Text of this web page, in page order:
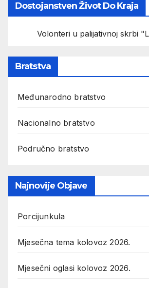
Dostojanstven Život Do Kraja
Volonteri u palijativnoj skrbi
Bratstva
Međunarodno bratstvo
Nacionalno bratstvo
Područno bratstvo
Najnovije Objave
Porcijunkula
Mjesečna tema kolovoz 2026.
Mjesečni oglasi kolovoz 2026.